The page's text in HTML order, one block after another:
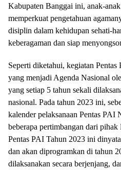
Kabupaten Banggai ini, anak-
memperkuat pengetahuan
disiplin dalam kehidupan sehati-
keberagaman dan siap
Seperti diketahui, kegiatan
yang menjadi Agenda Nasional
yang setiap 5 tahun sekali
nasional. Pada tahun 2023 ini,
kalender pelaksanaan Pentas PAI
beberapa pertimbangan dari
Pentas PAI Tahun 2023 ini
dan akan diprogramkan di tahun
dilaksanakan secara berjenjang,